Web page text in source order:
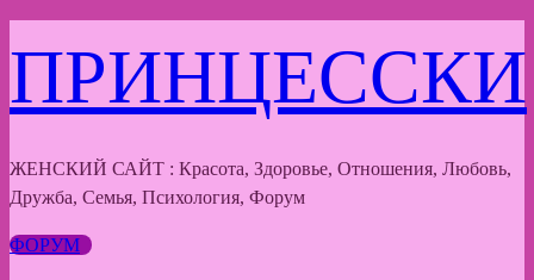
к
содержимому
ПРИНЦЕССКИ
ЖЕНСКИЙ САЙТ : Красота, Здоровье, Отношения, Любовь,
Дружба, Семья, Психология, Форум
ФОРУМ